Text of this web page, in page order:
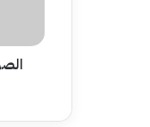
وموسيقى
العالم